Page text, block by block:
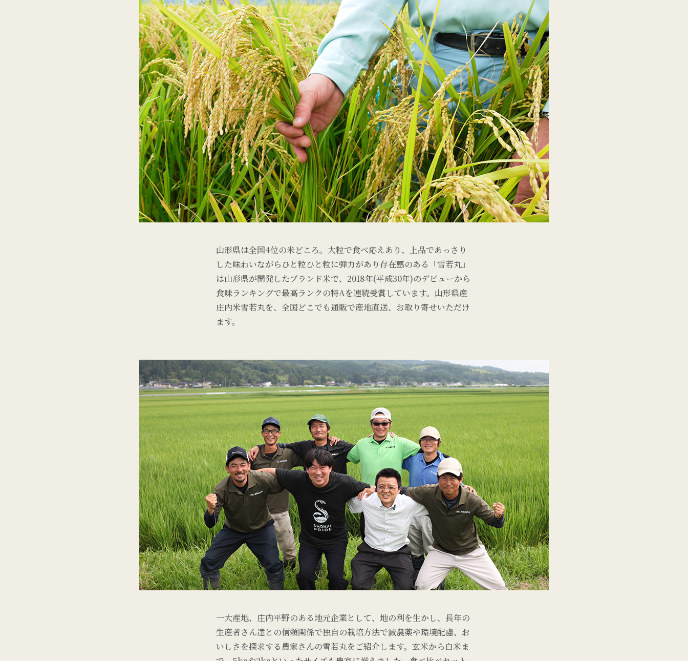
山形県は全国4位の米どころ。大粒で食べ応えあり、上品であっさり
した味わいながらひと粒ひと粒に弾力があり存在感のある「雪若丸」
は山形県が開発したブランド米で、2018年(平成30年)のデビューから
食味ランキングで最高ランクの特Aを連続受賞しています。山形県産
庄内米雪若丸を、全国どこでも通販で産地直送、お取り寄せいただけ
ます。
一大産地、庄内平野のある地元企業として、地の利を生かし、長年の
生産者さん達との信頼関係で独自の栽培方法で減農薬や環境配慮、お
いしさを探求する農家さんの雪若丸をご紹介します。玄米から白米ま